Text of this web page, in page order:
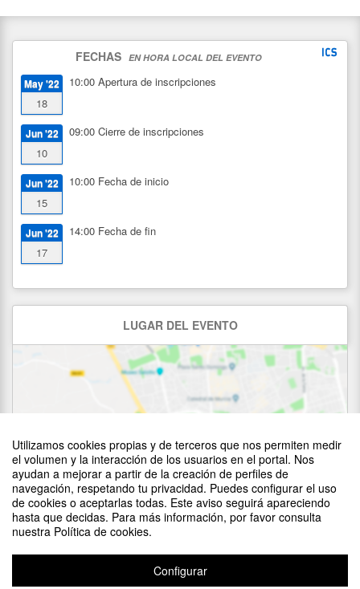
Utilizamos cookies propias y de terceros que nos permiten medir
el volumen y la interacción de los usuarios en el portal. Nos
ayudan a mejorar a partir de la creación de perfiles de
navegación, respetando tu privacidad. Puedes configurar el uso
de cookies o aceptarlas todas. Este aviso seguirá apareciendo
hasta que decidas. Para más información, por favor consulta
nuestra Política de cookies.
Configurar
FECHAS EN HORA LOCAL DEL EVENTO
May '22
18
10:00 Apertura de inscripciones
Jun '22
10
09:00 Cierre de inscripciones
Jun '22
15
10:00 Fecha de inicio
Jun '22
17
14:00 Fecha de fin
LUGAR DEL EVENTO
Ver mapa